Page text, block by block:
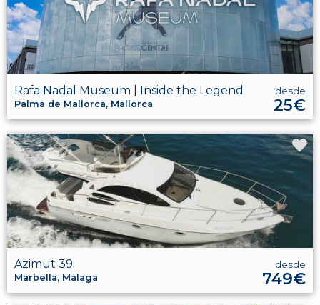
Rafa Nadal Museum | Inside the Legend
Palma de Mallorca, Mallorca
desde
25€
Azimut 39
Marbella, Málaga
desde
749€